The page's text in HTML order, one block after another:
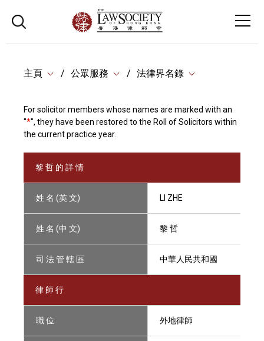
主頁 公眾服務 法律界名錄
For solicitor members whose names are marked with an
"*", they have been restored to the Roll of Solicitors within
the current practice year.
黎 哲 的 詳 情
姓 名 (英 文) LI ZHE
姓 名 (中 文) 黎 哲
司 法 管 轄 區 中華人民共和國
律 師 行
職 位 外地律師